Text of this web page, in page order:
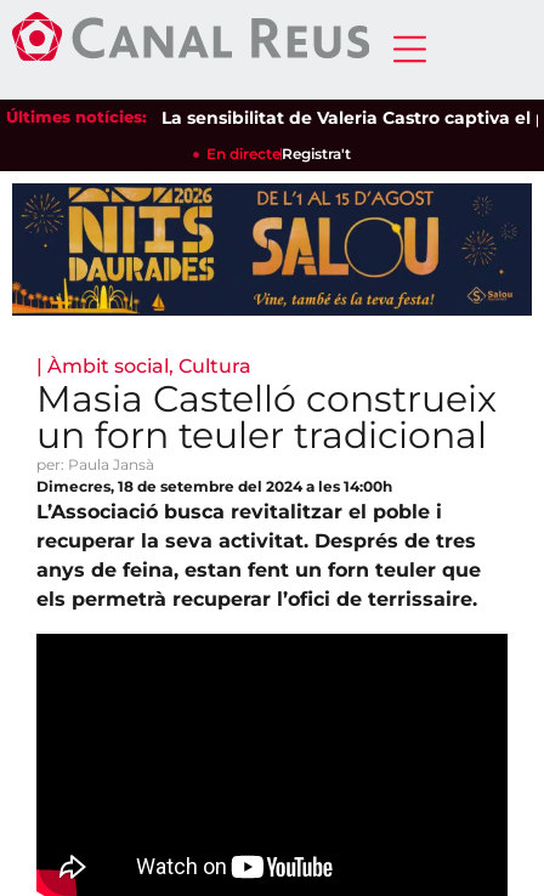
Últimes notícies:La sensibilitat de Valeria Castro captiva el
En directeRegistra't
| Àmbit social, Cultura
Masia Castelló construeix
un forn teuler tradicional
per: Paula Jansà
Dimecres, 18 de setembre del 2024 a les 14:00h
L’Associació busca revitalitzar el poble i
recuperar la seva activitat. Després de tres
anys de feina, estan fent un forn teuler que
els permetrà recuperar l’ofici de terrissaire.